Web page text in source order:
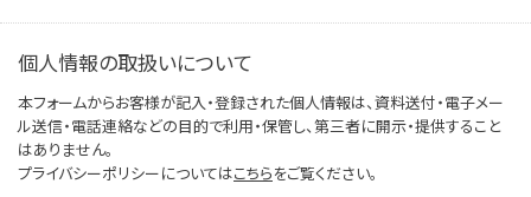
個人情報の取扱いについて
本フォームからお客様が記入・登録された個人情報は、資料送付・電子メー
ル送信・電話連絡などの目的で利用・保管し、第三者に開示・提供すること
はありません。
プライバシーポリシーについてはこちら をご覧ください。